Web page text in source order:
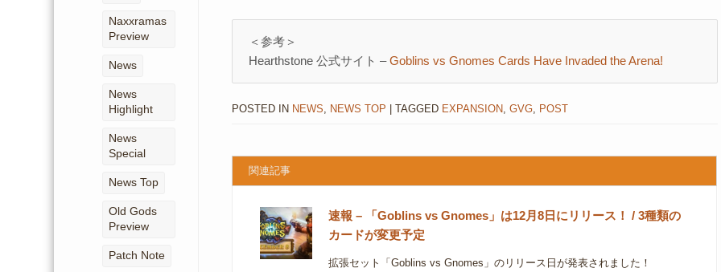
＜参考＞
Hearthstone 公式サイト –Goblins vs Gnomes Cards Have Invaded the Arena!
POSTED IN NEWS, NEWS TOP | TAGGED EXPANSION,GVG, POST
関連記事
速報 – 「Goblins vs Gnomes」は12月8日にリリース！ / 3種類の
カードが変更予定
拡張セット「Goblins vs Gnomes」のリリース日が発表されました！
Naxxramas
Preview
News
News
Highlight
News
Special
News Top
Old Gods
Preview
Patch Note